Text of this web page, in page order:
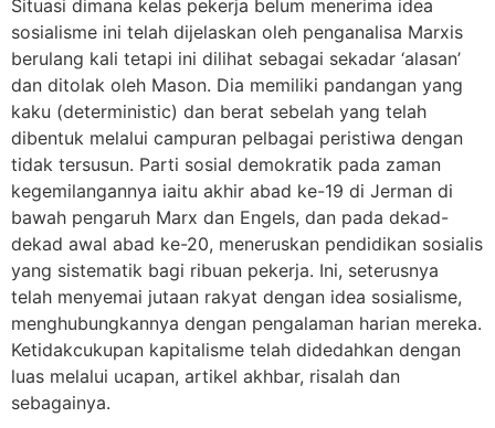
Situasi dimana kelas pekerja belum menerima idea
sosialisme ini telah dijelaskan oleh penganalisa Marxis
berulang kali tetapi ini dilihat sebagai sekadar ‘alasan’
dan ditolak oleh Mason. Dia memiliki pandangan yang
kaku (deterministic) dan berat sebelah yang telah
dibentuk melalui campuran pelbagai peristiwa dengan
tidak tersusun. Parti sosial demokratik pada zaman
kegemilangannya iaitu akhir abad ke-19 di Jerman di
bawah pengaruh Marx dan Engels, dan pada dekad-
dekad awal abad ke-20, meneruskan pendidikan sosialis
yang sistematik bagi ribuan pekerja. Ini, seterusnya
telah menyemai jutaan rakyat dengan idea sosialisme,
menghubungkannya dengan pengalaman harian mereka.
Ketidakcukupan kapitalisme telah didedahkan dengan
luas melalui ucapan, artikel akhbar, risalah dan
sebagainya.